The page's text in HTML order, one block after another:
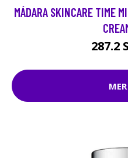
MÁDARA SKINCARE TIME
287.2